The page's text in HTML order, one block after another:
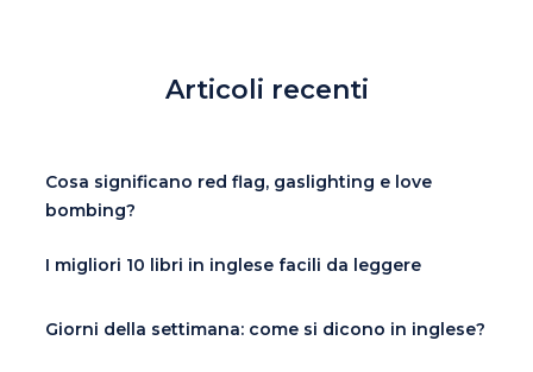
Articoli recenti
Cosa significano red flag, gaslighting e love
bombing?
I migliori 10 libri in inglese facili da leggere
Giorni della settimana: come si dicono in inglese?